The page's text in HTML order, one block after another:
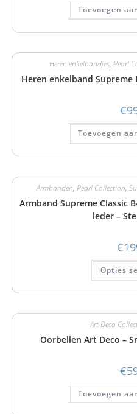
Toevoegen
Heren enkelbandjes, Pearl
Heren enkelband Supreme
€
Toevoegen
Armbanden, Pearl Collection,
Armband Supreme Classic
leder –
€
Opties
Art Deco
Oorbellen Art Deco –
€
Toevoegen